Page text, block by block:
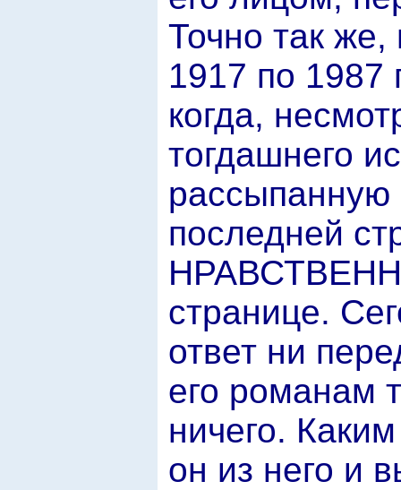
Точно так же,
1917 по 1987
когда,
тогдашнего
рассыпанную
последней
странице.
ответ ни
его романам
ничего.
он из него и